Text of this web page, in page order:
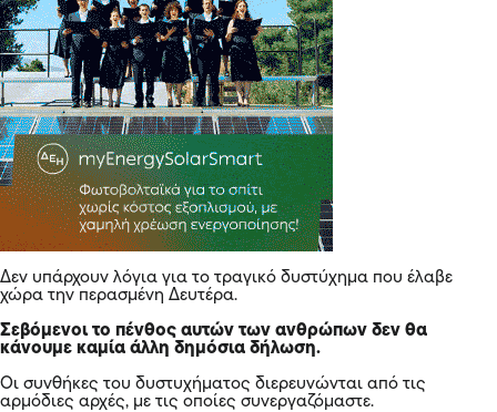
Δεν υπάρχουν λόγια για το τραγικό δυστύχημα που έλαβε
χώρα την περασμένη Δευτέρα.
Σεβόμενοι το πένθος αυτών των ανθρώπων δεν θα
κάνουμε καμία άλλη δημόσια δήλωση.
Oι συνθήκες του δυστυχήματος διερευνώνται από τις
αρμόδιες αρχές, με τις οποίες συνεργαζόμαστε.